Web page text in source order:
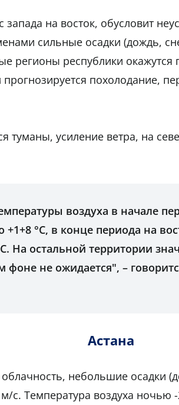
на восток, обусловит
сильные осадки (дождь,
регионы республики окажутся
похолодание,
туманы, усиление ветра, на
воздуха в начале
+1+8 °С, в конце периода на
На остальной территории
фоне не ожидается", –
Астана
небольшие осадки
с. Температура воздуха ночью